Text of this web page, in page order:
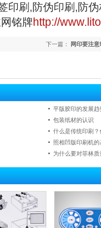
印刷,防伪印刷,防
铭牌http://
下一篇： 网印要注
平版胶印的发展
包装纸材的认识
什么是传统印刷
照相凹版印刷机
为什么要对菲林质